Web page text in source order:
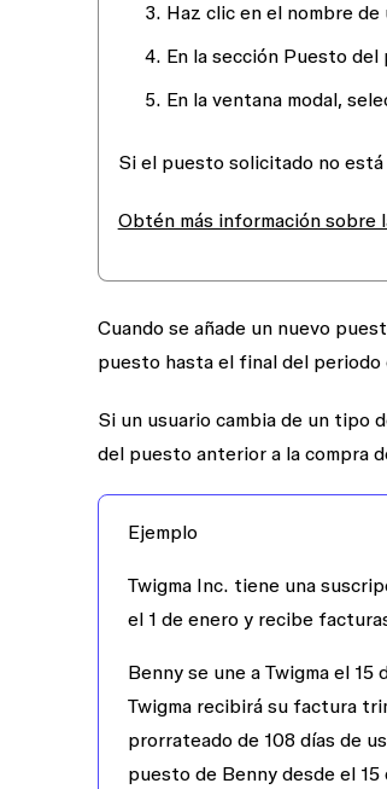
Haz clic en el nombre
En la sección Puesto del
En la ventana modal,
Si el puesto solicitado no
Obtén más información sobre
Cuando se añade un nuevo
puesto hasta el final del
Si un usuario cambia de un tipo
del puesto anterior a la compra
Ejemplo
Twigma Inc. tiene una
el 1 de enero y recibe
Benny se une a Twigma el
Twigma recibirá su factura
prorrateado de 108 días de
puesto de Benny desde el